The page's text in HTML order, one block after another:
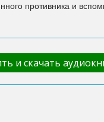
противника и
и скачать